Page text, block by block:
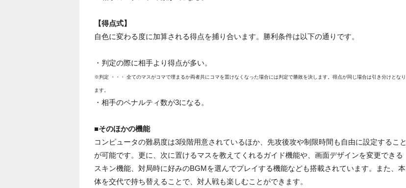
【得点式】
自色に変わる度に加算される得点を捕り合います。勝利条件は以下の通りです。
・判定の際に相手より得点が多い。
※判定 ・・・ 全てのマスがコマで埋まるか両者共にコマを置けなくなった場合には判定で勝敗を決します。得点が同じ場合は引き分けとなり
ます。
・相手のペナルティ数が3になる。
■そのほかの機能
コンピュータの難易度は3段階用意されているほか、先攻後攻や制限時間も自由に設定すること
が可能です。更に、次に置けるマスを教えてくれるガイド機能や、画面デザインを変更できる
スキン機能、対局時に好みのBGMを選んでプレイする機能なども搭載されています。また、本
体を交代で持ち替えることで、対人戦も楽しむことができます。